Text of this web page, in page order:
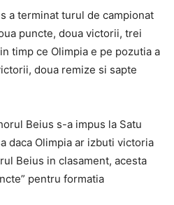
a terminat turul de campionat
puncte, doua victorii, trei
timp ce Olimpia e pe pozutia a
doua remize si sapte
Beius s-a impus la Satu
daca Olimpia ar izbuti victoria
Beius in clasament, acesta
pentru formatia